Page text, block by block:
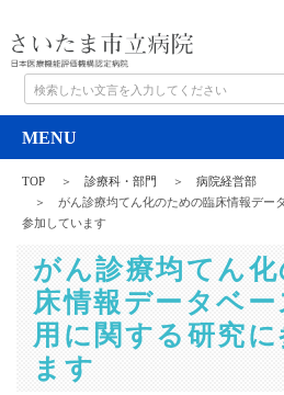
検索したい文言を入力してください
TOP 診療科・部門
病院経営部
がん診療均てん化のための臨床情報デー
参加しています
がん診療均てん
床情報データベ
用に関する研究
ます